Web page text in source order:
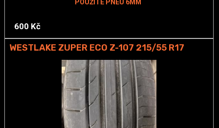
POUŽITÉ PNEU 6MM
600 Kč
WESTLAKE ZUPER ECO Z-107 215/55 R17